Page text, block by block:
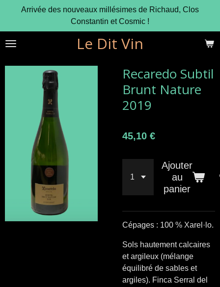
Passer
contenu
principal
Le Dit Vin
Arrivée des nouveaux millésimes de Richaud, Clos
Constantin et Cosmic !
Recaredo Subtil
Brunt Nature
2019
45,10 €
Ajouter
au
panier
Cépages : 100 % Xarel·lo.
Sols hautement calcaires
et argileux (mélange
équilibré de sables et
argiles). Finca Serral del